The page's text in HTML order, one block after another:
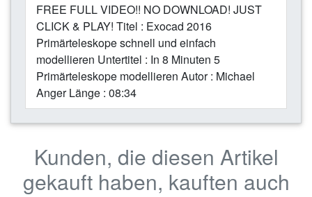
FREE FULL VIDEO!! NO DOWNLOAD! JUST
CLICK & PLAY! Titel : Exocad 2016
Primärteleskope schnell und einfach
modellieren Untertitel : In 8 Minuten 5
Primärteleskope modellieren Autor : Michael
Anger Länge : 08:34
Kunden, die diesen Artikel
gekauft haben, kauften auch